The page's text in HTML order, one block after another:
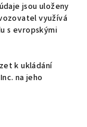
jsou uloženy
využívá
s evropskými
k ukládání
na jeho